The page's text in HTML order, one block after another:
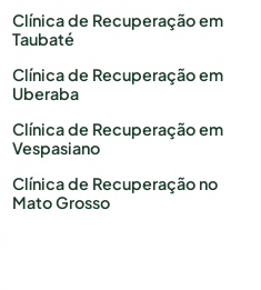
Clínica de Recuperação em
Taubaté
Clínica de Recuperação em
Uberaba
Clínica de Recuperação em
Vespasiano
Clínica de Recuperação no
Mato Grosso